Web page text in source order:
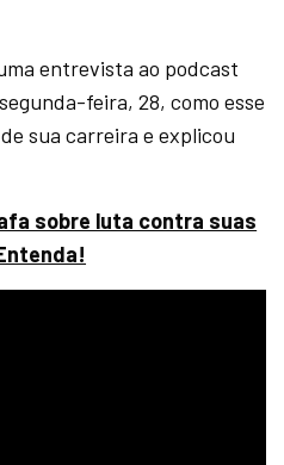
entrevista ao podcast
feira, 28, como esse
sua carreira e explicou
sobre luta contra suas